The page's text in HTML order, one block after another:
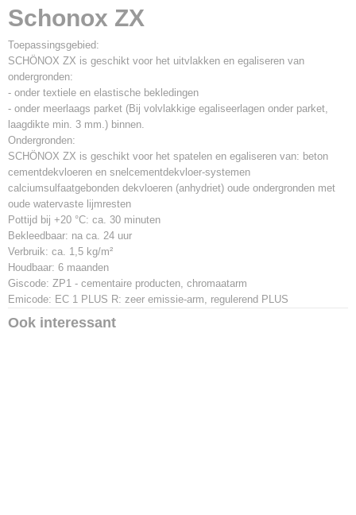
Netto gewicht
25,00 Kg
Bruto gewicht
25,00 Kg
Schonox ZX
Toepassingsgebied:
SCHÖNOX ZX is geschikt voor het uitvlakken en egaliseren van
ondergronden:
- onder textiele en elastische bekledingen
- onder meerlaags parket (Bij volvlakkige egaliseerlagen onder parket,
laagdikte min. 3 mm.) binnen.
Ondergronden:
SCHÖNOX ZX is geschikt voor het spatelen en egaliseren van: beton
cementdekvloeren en snelcementdekvloer-systemen
calciumsulfaatgebonden dekvloeren (anhydriet) oude ondergronden met
oude watervaste lijmresten
Pottijd bij +20 °C: ca. 30 minuten
Bekleedbaar: na ca. 24 uur
Verbruik: ca. 1,5 kg/m²
Houdbaar: 6 maanden
Giscode: ZP1 - cementaire producten, chromaatarm
Emicode: EC 1 PLUS R: zeer emissie-arm, regulerend PLUS
Ook interessant